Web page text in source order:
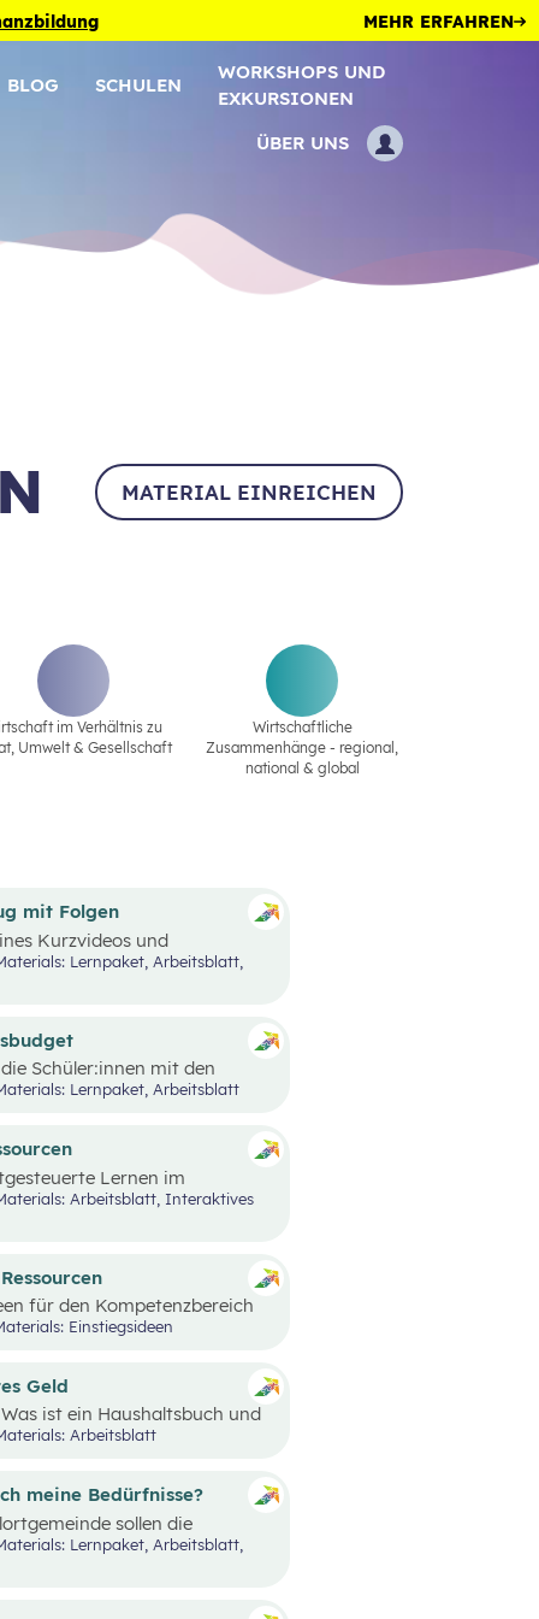
MEHR ERFAHREN
BLOG SCHULEN
WORKSHOPS UND
EXKURSIONEN
ÜBER UNS
MATERIAL EINREICHEN
im Verhältnis zu
Umwelt & Gesellschaft
Wirtschaftliche
Zusammenhänge - regional,
national & global
für den Kompetenzbereich
präsentiert.
Einstiegsideen
meine Bedürfnisse?
sollen die
eine eigene Bedürfniskarte
stehende
Geld
ist ein Haushaltsbuch und
präsent und begleitet
Arbeitsblatt
Schüler:innen mit den
Lernpaket, Arbeitsblatt
mit Folgen
Kurzvideos und
Entscheidungen und
oftmals bereits vor
muss aufgrund der
nicht die einzige
Lernen im
und Energieträger für
für die Umwelt und